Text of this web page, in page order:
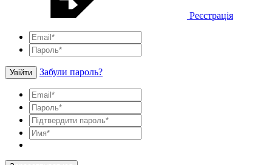
Реєстрація
Увійти Забули пароль?